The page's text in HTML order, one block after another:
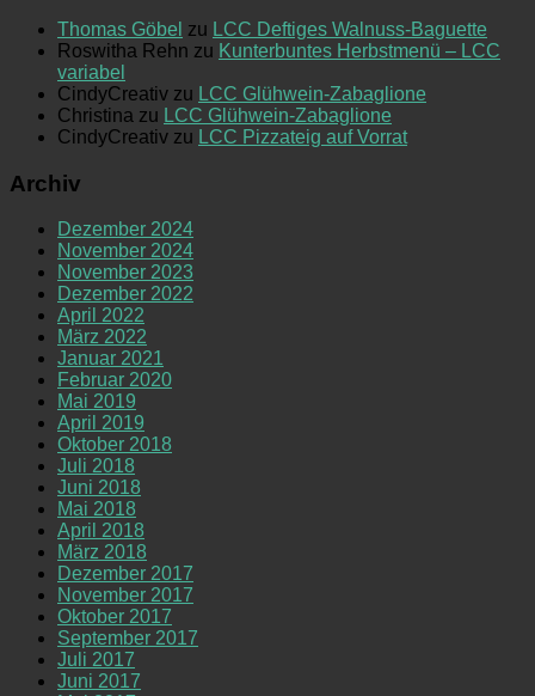
Thomas Göbel zu LCC Deftiges Walnuss-Baguette
Roswitha Rehn zu Kunterbuntes Herbstmenü – LCC
variabel
CindyCreativ zu LCC Glühwein-Zabaglione
Christina zu LCC Glühwein-Zabaglione
CindyCreativ zu LCC Pizzateig auf Vorrat
Archiv
Dezember 2024
November 2024
November 2023
Dezember 2022
April 2022
März 2022
Januar 2021
Februar 2020
Mai 2019
April 2019
Oktober 2018
Juli 2018
Juni 2018
Mai 2018
April 2018
März 2018
Dezember 2017
November 2017
Oktober 2017
September 2017
Juli 2017
Juni 2017